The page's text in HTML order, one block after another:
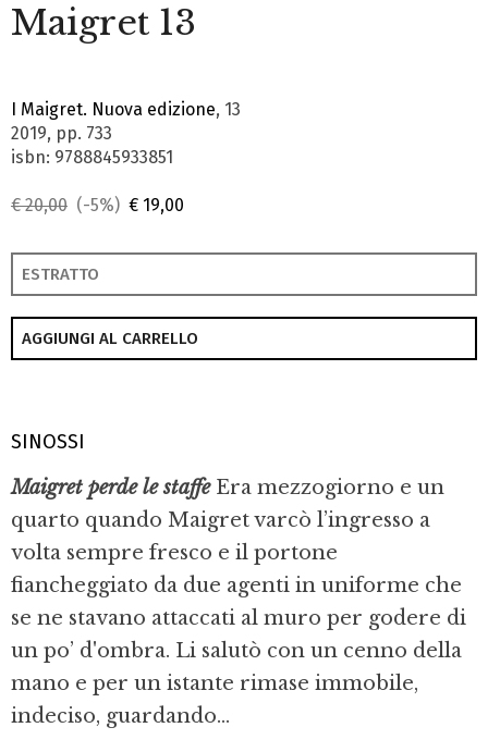
Maigret 13
I Maigret. Nuova edizione, 13
2019, pp. 733
isbn: 9788845933851
€ 20,00 (-5%) € 19,00
ESTRATTO
AGGIUNGI AL CARRELLO
SINOSSI
Maigret perde le staffeEra mezzogiorno e un
quarto quando Maigret varcò l’ingresso a
volta sempre fresco e il portone
fiancheggiato da due agenti in uniforme che
se ne stavano attaccati al muro per godere di
un po’ d'ombra. Li salutò con un cenno della
mano e per un istante rimase immobile,
indeciso, guardando...